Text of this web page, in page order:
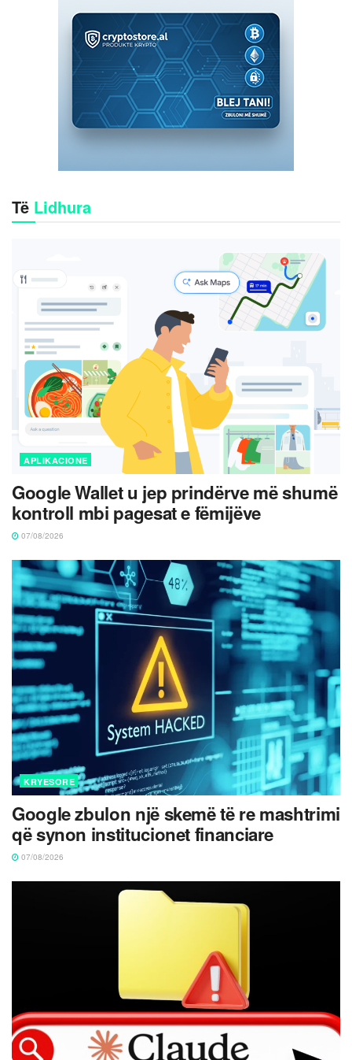
Të Lidhura
APLIKACIONE
Google Wallet u jep prindërve më shumë
kontroll mbi pagesat e fëmijëve
07/08/2026
KRYESORE
Google zbulon një skemë të re mashtrimi
që synon institucionet financiare
07/08/2026